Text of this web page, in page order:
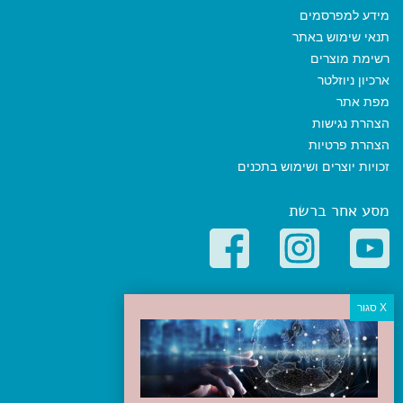
מידע למפרסמים
תנאי שימוש באתר
רשימת מוצרים
ארכיון ניוזלטר
מפת אתר
הצהרת נגישות
הצהרת פרטיות
זכויות יוצרים ושימוש בתכנים
מסע אחר ברשת
קטגוריות פופולריות
יעדים
טיולים בישראל
מלונות בוטיק בישראל
טיפים והמלצות